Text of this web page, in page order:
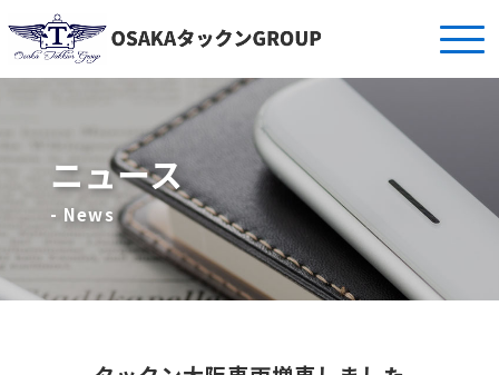
ニュース
- News